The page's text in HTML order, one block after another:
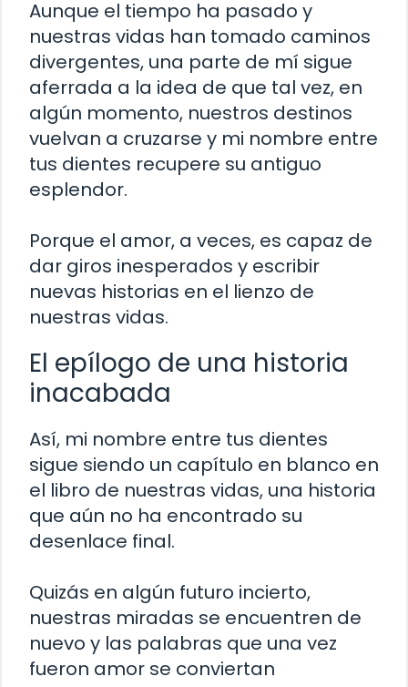
Aunque el tiempo ha pasado y
nuestras vidas han tomado caminos
divergentes, una parte de mí sigue
aferrada a la idea de que tal vez, en
algún momento, nuestros destinos
vuelvan a cruzarse y mi nombre entre
tus dientes recupere su antiguo
esplendor.
Porque el amor, a veces, es capaz de
dar giros inesperados y escribir
nuevas historias en el lienzo de
nuestras vidas.
El epílogo de una historia
inacabada
Así, mi nombre entre tus dientes
sigue siendo un capítulo en blanco en
el libro de nuestras vidas, una historia
que aún no ha encontrado su
desenlace final.
Quizás en algún futuro incierto,
nuestras miradas se encuentren de
nuevo y las palabras que una vez
fueron amor se conviertan